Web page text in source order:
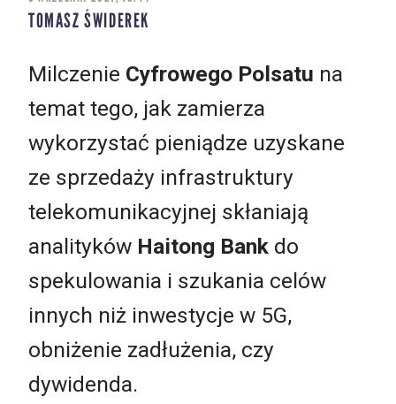
TOMASZ ŚWIDEREK
Milczenie Cyfrowego Polsatu na
temat tego, jak zamierza
wykorzystać pieniądze uzyskane
ze sprzedaży infrastruktury
telekomunikacyjnej skłaniają
analityków Haitong Bank do
spekulowania i szukania celów
innych niż inwestycje w 5G,
obniżenie zadłużenia, czy
dywidenda.